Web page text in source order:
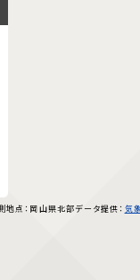
地点：岡山県北部データ提供： 気